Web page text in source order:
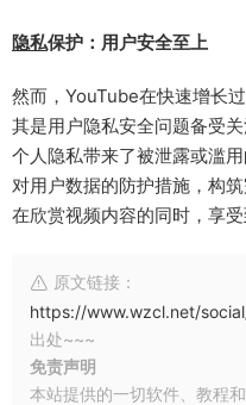
隐私保护：用户安全至上
然而，YouTube在快速增长
其是用户隐私安全问题备受
个人隐私带来了被泄露或滥
对用户数据的防护措施，构
在欣赏视频内容的同时，享受
原文链接：
https://www.wzcl.net/
出处~~~
免责声明
本站提供的一切软件、教程